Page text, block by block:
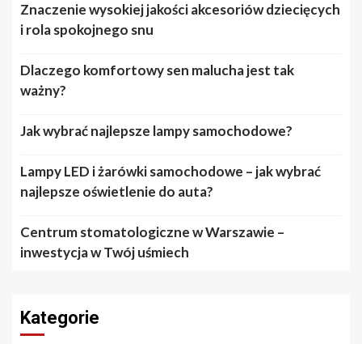
Znaczenie wysokiej jakości akcesoriów dziecięcych
i rola spokojnego snu
Dlaczego komfortowy sen malucha jest tak
ważny?
Jak wybrać najlepsze lampy samochodowe?
Lampy LED i żarówki samochodowe – jak wybrać
najlepsze oświetlenie do auta?
Centrum stomatologiczne w Warszawie –
inwestycja w Twój uśmiech
Kategorie